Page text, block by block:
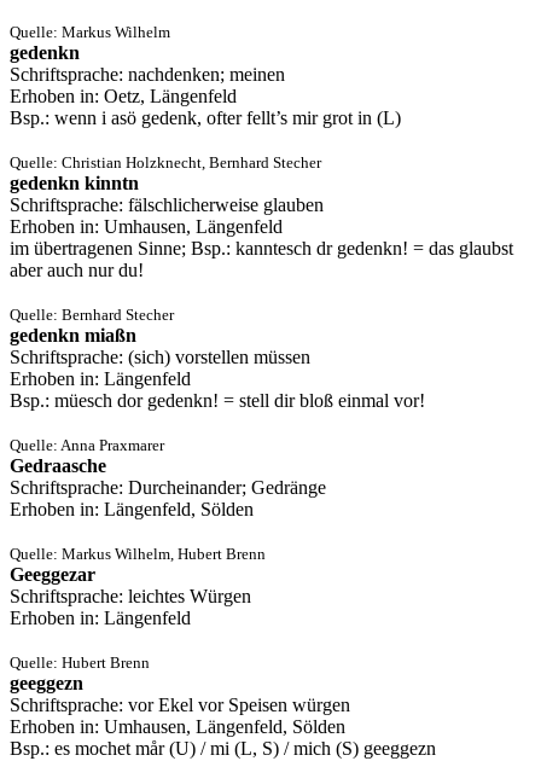
Quelle: Markus Wilhelm
gedenkn
Schriftsprache: nachdenken; meinen
Erhoben in: Oetz, Längenfeld
Bsp.: wenn i asö gedenk, ofter fellt’s mir grot in (L)
Quelle: Christian Holzknecht, Bernhard Stecher
gedenkn kinntn
Schriftsprache: fälschlicherweise glauben
Erhoben in: Umhausen, Längenfeld
im übertragenen Sinne; Bsp.: kanntesch dr gedenkn! = das glaubst
aber auch nur du!
Quelle: Bernhard Stecher
gedenkn miaßn
Schriftsprache: (sich) vorstellen müssen
Erhoben in: Längenfeld
Bsp.: müesch dor gedenkn! = stell dir bloß einmal vor!
Quelle: Anna Praxmarer
Gedraasche
Schriftsprache: Durcheinander; Gedränge
Erhoben in: Längenfeld, Sölden
Quelle: Markus Wilhelm, Hubert Brenn
Geeggezar
Schriftsprache: leichtes Würgen
Erhoben in: Längenfeld
Quelle: Hubert Brenn
geeggezn
Schriftsprache: vor Ekel vor Speisen würgen
Erhoben in: Umhausen, Längenfeld, Sölden
Bsp.: es mochet mår (U) / mi (L, S) / mich (S) geeggezn